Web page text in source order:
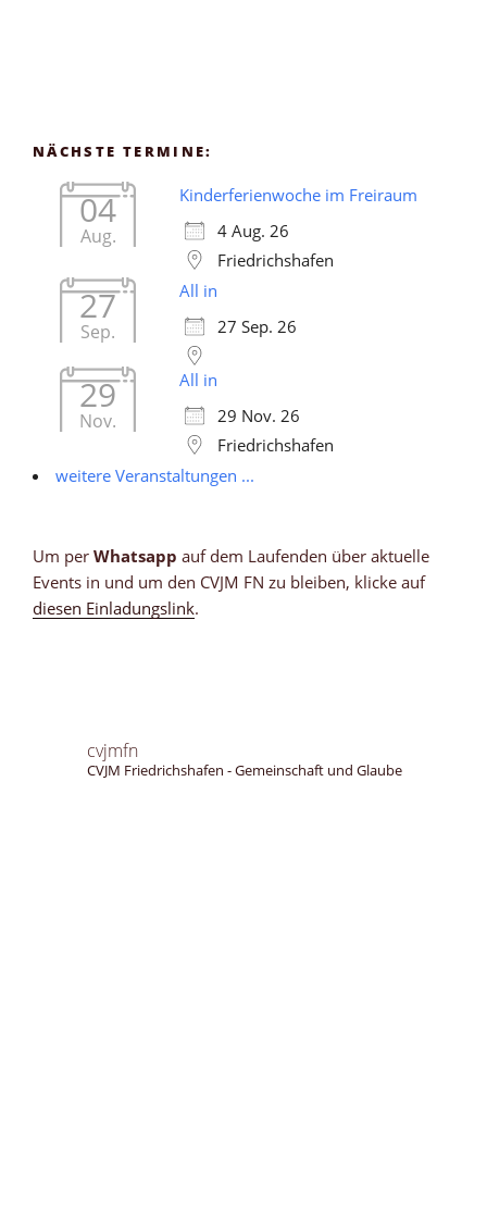
NÄCHSTE TERMINE:
04
Aug.
Kinderferienwoche im Freiraum
4 Aug. 26
Friedrichshafen
27
Sep.
All in
27 Sep. 26
29
Nov.
All in
29 Nov. 26
Friedrichshafen
weitere Veranstaltungen ...
Um per Whatsapp auf dem Laufenden über aktuelle
Events in und um den CVJM FN zu bleiben, klicke auf
diesen Einladungslink.
cvjmfn
CVJM Friedrichshafen - Gemeinschaft und Glaube